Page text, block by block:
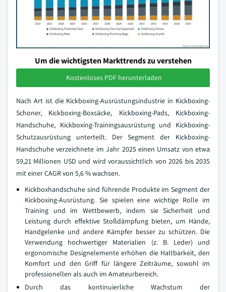
Um die wichtigsten Markttrends zu verstehen
Kostenloses PDF herunterladen
Nach Art ist die Kickboxing-Ausrüstungsindustrie in Kickboxing-
Schoner, Kickboxing-Boxsäcke, Kickboxing-Pads, Kickboxing-
Handschuhe, Kickboxing-Trainingsausrüstung und Kickboxing-
Schutzausrüstung unterteilt. Der Segment der Kickboxing-
Handschuhe verzeichnete im Jahr 2025 einen Umsatz von etwa
59,21 Millionen USD und wird voraussichtlich von 2026 bis 2035
mit einer CAGR von 5,6 % wachsen.
Kickboxhandschuhe sind führende Produkte im Segment der
Kickboxing-Ausrüstung. Sie spielen eine wichtige Rolle im
Training und im Wettbewerb, indem sie Sicherheit und
Leistung durch effektive Stoßdämpfung bieten, um Hände,
Handgelenke und andere Kämpfer besser zu schützen. Die
Verwendung hochwertiger Materialien (z. B. Leder) und
ergonomische Designelemente erhöhen die Haltbarkeit, den
Komfort und den Griff für längere Zeiträume, sowohl im
professionellen als auch im Amateurbereich.
Durch das kontinuierliche Wachstum der